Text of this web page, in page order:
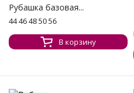
Рубашка базовая...
44 46 48 50 56
В корзину